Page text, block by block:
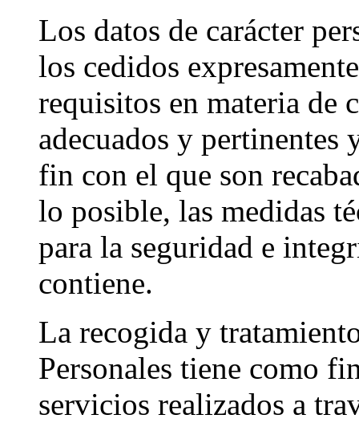
Los datos de carácter
los cedidos
requisitos en materia de
adecuados y pertinentes
fin con el que son
lo posible, las medidas
para la seguridad e
contiene.
La recogida y
Personales tiene como
servicios realizados a